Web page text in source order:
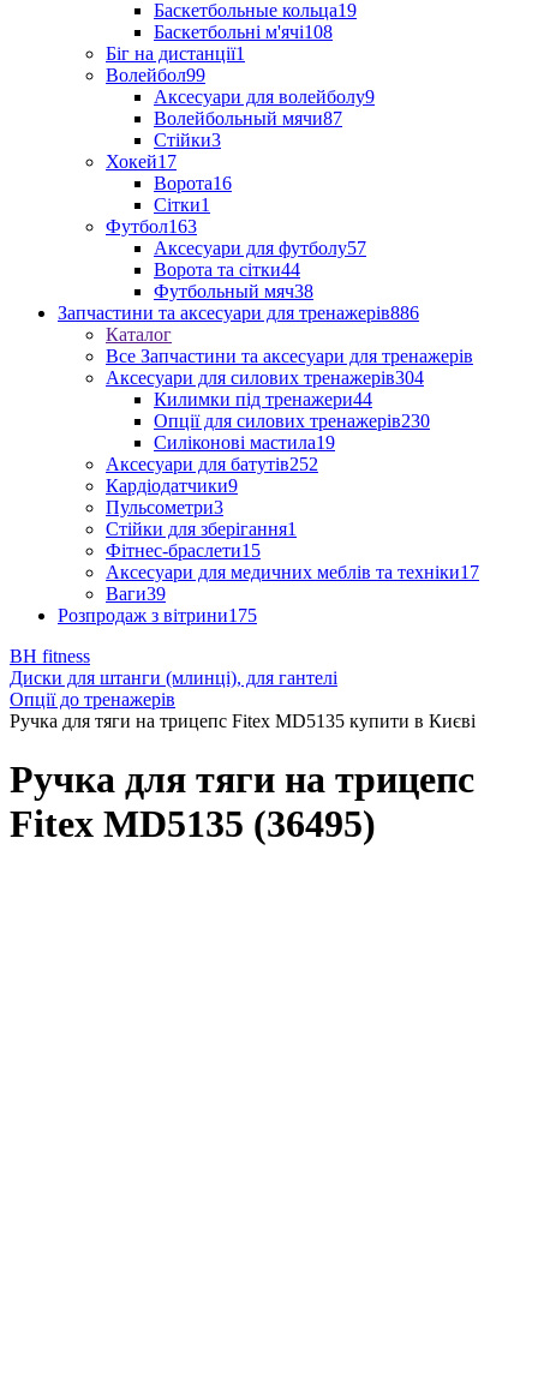
Баскетбольные кольца19
Баскетбольні м'ячі108
Біг на дистанції1
Волейбол99
Аксесуари для волейболу9
Волейбольный мячи87
Стійки3
Хокей17
Ворота16
Сітки1
Футбол163
Аксесуари для футболу57
Ворота та сітки44
Футбольный мяч38
Запчастини та аксесуари для тренажерів886
Каталог
Все Запчастини та аксесуари для тренажерів
Аксесуари для силових тренажерів304
Килимки під тренажери44
Опції для силових тренажерів230
Силіконові мастила19
Аксесуари для батутів252
Кардіодатчики9
Пульсометри3
Стійки для зберігання1
Фітнес-браслети15
Аксесуари для медичних меблів та техніки17
Ваги39
Розпродаж з вітрини175
BH fitness
Диски для штанги (млинці), для гантелі
Опції до тренажерів
Ручка для тяги на трицепс Fitex MD5135 купити в Києві
Ручка для тяги на трицепс
Fitex MD5135 (36495)